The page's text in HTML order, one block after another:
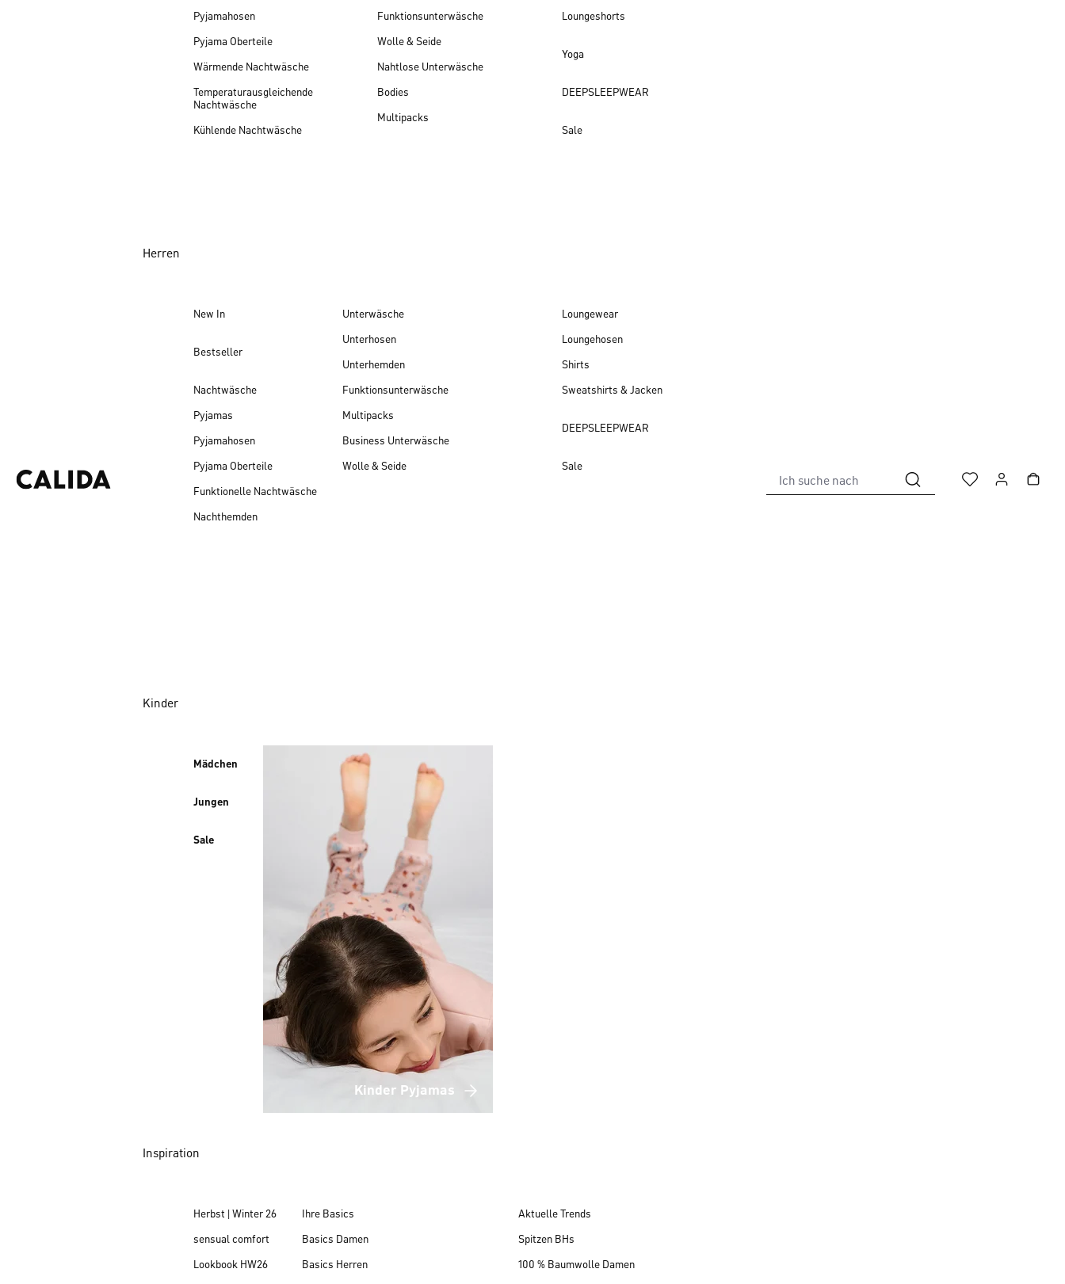
Pyjamahosen
Pyjama Oberteile
Wärmende Nachtwäsche
Temperaturausgleichende
Nachtwäsche
Kühlende Nachtwäsche
Funktionsunterwäsche
Wolle & Seide
Nahtlose Unterwäsche
Bodies
Multipacks
Loungeshorts
Yoga
DEEPSLEEPWEAR
Sale
Herren
New In
Bestseller
Nachtwäsche
Pyjamas
Pyjamahosen
Pyjama Oberteile
Funktionelle Nachtwäsche
Nachthemden
Unterwäsche
Unterhosen
Unterhemden
Funktionsunterwäsche
Multipacks
Business Unterwäsche
Wolle & Seide
Loungewear
Loungehosen
Shirts
Sweatshirts & Jacken
DEEPSLEEPWEAR
Sale
Kinder
Mädchen
Jungen
Sale
Kinder Pyjamas
Inspiration
Herbst | Winter 26
sensual comfort
Lookbook HW26
Ihre Basics
Basics Damen
Basics Herren
Aktuelle Trends
Spitzen BHs
100 % Baumwolle Damen